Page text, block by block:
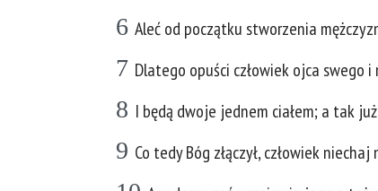
6 Aleć od początku stworzenia
7 Dlatego opuści człowiek ojca swego
8 I będą dwoje jednem ciałem; a tak
9 Co tedy Bóg złączył, człowiek niechaj